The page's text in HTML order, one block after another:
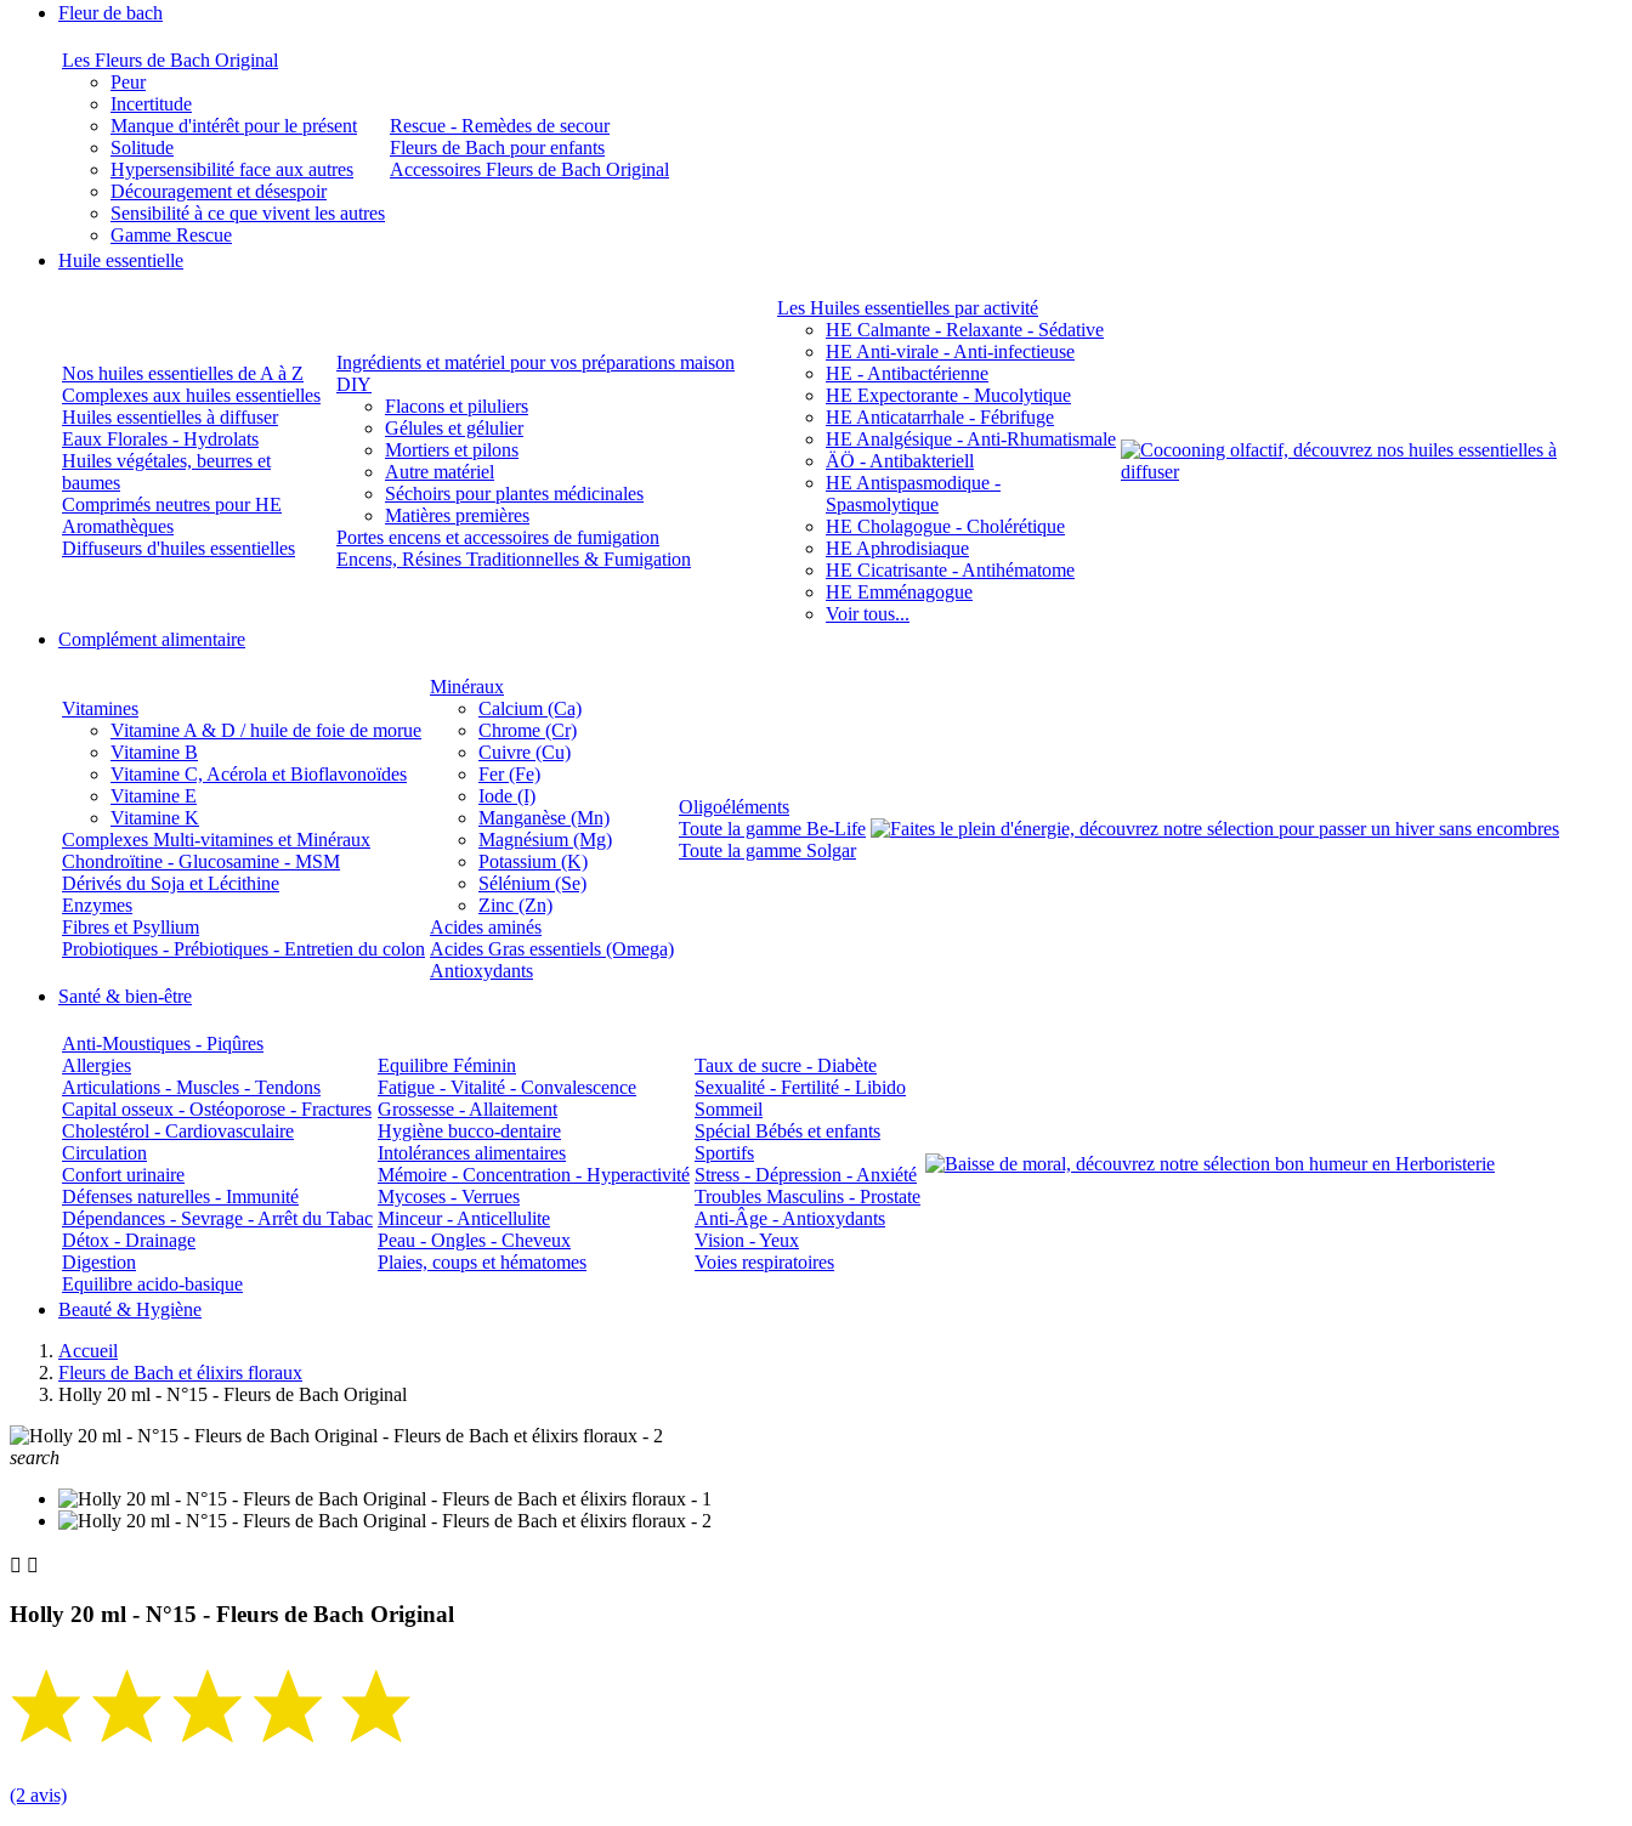
Fleur de bach
Les Fleurs de Bach Original
Peur
Incertitude
Manque d'intérêt pour le présent
Solitude
Hypersensibilité face aux autres
Découragement et désespoir
Sensibilité à ce que vivent les autres
Gamme Rescue
Rescue - Remèdes de secour
Fleurs de Bach pour enfants
Accessoires Fleurs de Bach Original
Huile essentielle
Nos huiles essentielles de A à Z
Complexes aux huiles essentielles
Huiles essentielles à diffuser
Eaux Florales - Hydrolats
Huiles végétales, beurres et
baumes
Comprimés neutres pour HE
Aromathèques
Diffuseurs d'huiles essentielles
Ingrédients et matériel pour vos préparations maison
DIY
Flacons et piluliers
Gélules et gélulier
Mortiers et pilons
Autre matériel
Séchoirs pour plantes médicinales
Matières premières
Portes encens et accessoires de fumigation
Encens, Résines Traditionnelles & Fumigation
Les Huiles essentielles par activité
HE Calmante - Relaxante - Sédative
HE Anti-virale - Anti-infectieuse
HE - Antibactérienne
HE Expectorante - Mucolytique
HE Anticatarrhale - Fébrifuge
HE Analgésique - Anti-Rhumatismale
ÄÖ - Antibakteriell
HE Antispasmodique -
Spasmolytique
HE Cholagogue - Cholérétique
HE Aphrodisiaque
HE Cicatrisante - Antihématome
HE Emménagogue
Voir tous...
Complément alimentaire
Vitamines
Vitamine A & D / huile de foie de morue
Vitamine B
Vitamine C, Acérola et Bioflavonoïdes
Vitamine E
Vitamine K
Complexes Multi-vitamines et Minéraux
Chondroïtine - Glucosamine - MSM
Dérivés du Soja et Lécithine
Enzymes
Fibres et Psyllium
Probiotiques - Prébiotiques - Entretien du colon
Minéraux
Calcium (Ca)
Chrome (Cr)
Cuivre (Cu)
Fer (Fe)
Iode (I)
Manganèse (Mn)
Magnésium (Mg)
Potassium (K)
Sélénium (Se)
Zinc (Zn)
Acides aminés
Acides Gras essentiels (Omega)
Antioxydants
Oligoéléments
Toute la gamme Be-Life
Toute la gamme Solgar
Santé & bien-être
Anti-Moustiques - Piqûres
Allergies
Articulations - Muscles - Tendons
Capital osseux - Ostéoporose - Fractures
Cholestérol - Cardiovasculaire
Circulation
Confort urinaire
Défenses naturelles - Immunité
Dépendances - Sevrage - Arrêt du Tabac
Détox - Drainage
Digestion
Equilibre acido-basique
Equilibre Féminin
Fatigue - Vitalité - Convalescence
Grossesse - Allaitement
Hygiène bucco-dentaire
Intolérances alimentaires
Mémoire - Concentration - Hyperactivité
Mycoses - Verrues
Minceur - Anticellulite
Peau - Ongles - Cheveux
Plaies, coups et hématomes
Taux de sucre - Diabète
Sexualité - Fertilité - Libido
Sommeil
Spécial Bébés et enfants
Sportifs
Stress - Dépression - Anxiété
Troubles Masculins - Prostate
Anti-Âge - Antioxydants
Vision - Yeux
Voies respiratoires
Beauté & Hygiène
Accueil
Fleurs de Bach et élixirs floraux
Holly 20 ml - N°15 - Fleurs de Bach Original
search
 
Holly 20 ml - N°15 - Fleurs de Bach Original
(2 avis)